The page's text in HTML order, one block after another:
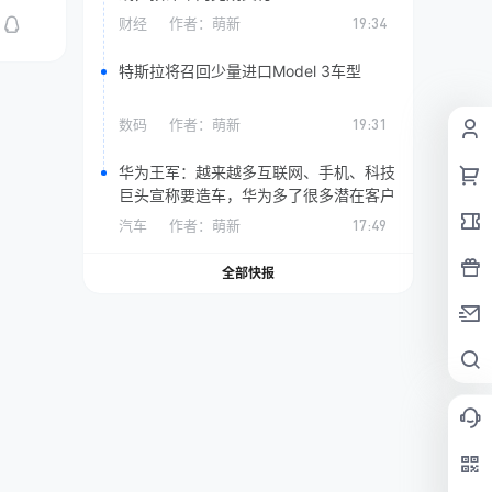
财经 作者： 萌新 19:34
特斯拉将召回少量进口Model 3车型
数码 作者： 萌新 19:31
华为王军：越来越多互联网、手机、科技
巨头宣称要造车，华为多了很多潜在客户
汽车 作者： 萌新 17:49
全部快报